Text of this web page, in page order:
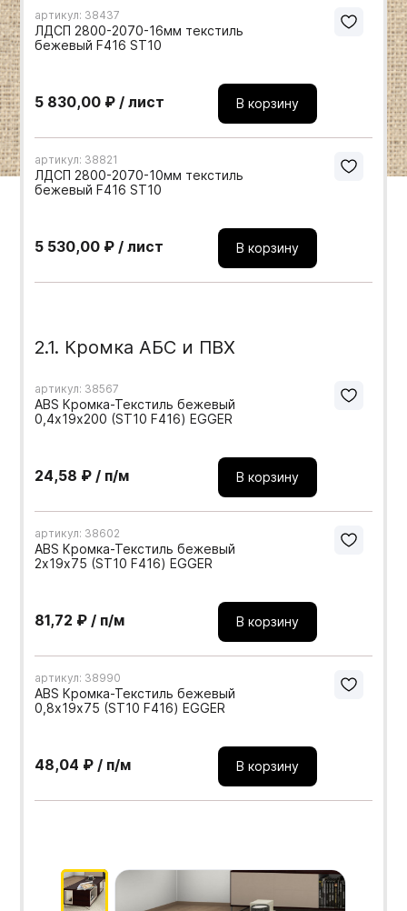
Мебельные образцы, каталоги
артикул: 38437
ЛДСП 2800-2070-16мм текстиль
бежевый F416 ST10
5 830,00 ₽ / лист В корзину
артикул: 38821
ЛДСП 2800-2070-10мм текстиль
бежевый F416 ST10
5 530,00 ₽ / лист В корзину
2.1. Кромка АБС и ПВХ
артикул: 38567
ABS Кромка-Текстиль бежевый
0,4х19х200 (ST10 F416) EGGER
24,58 ₽ / п/м В корзину
артикул: 38602
ABS Кромка-Текстиль бежевый
2х19х75 (ST10 F416) EGGER
81,72 ₽ / п/м В корзину
артикул: 38990
ABS Кромка-Текстиль бежевый
0,8х19х75 (ST10 F416) EGGER
48,04 ₽ / п/м В корзину